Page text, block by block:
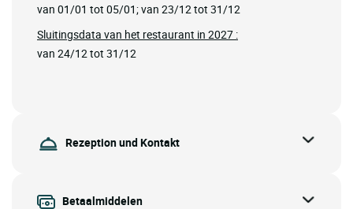
van 01/01 tot 05/01; van 23/12 tot 31/12
Sluitingsdata van het restaurant in 2027 :
van 24/12 tot 31/12
Rezeption und Kontakt
Betaalmiddelen